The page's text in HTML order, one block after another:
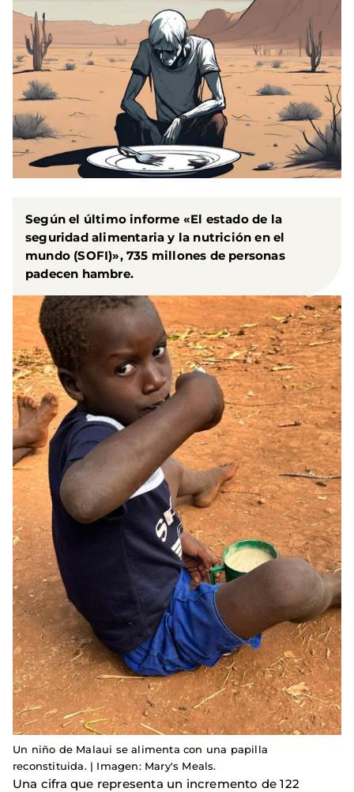
Según el último informe «El estado de la
seguridad alimentaria y la nutrición en el
mundo (SOFI)», 735 millones de personas
padecen hambre.
Un niño de Malaui se alimenta con una papilla
reconstituida. | Imagen: Mary's Meals.
Una cifra que representa un incremento de 122